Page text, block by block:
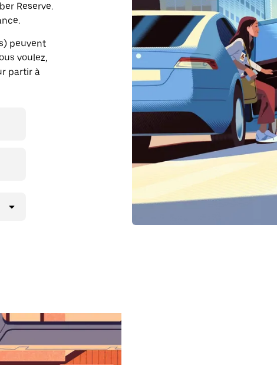
Reserve.
peuvent
voulez,
partir à